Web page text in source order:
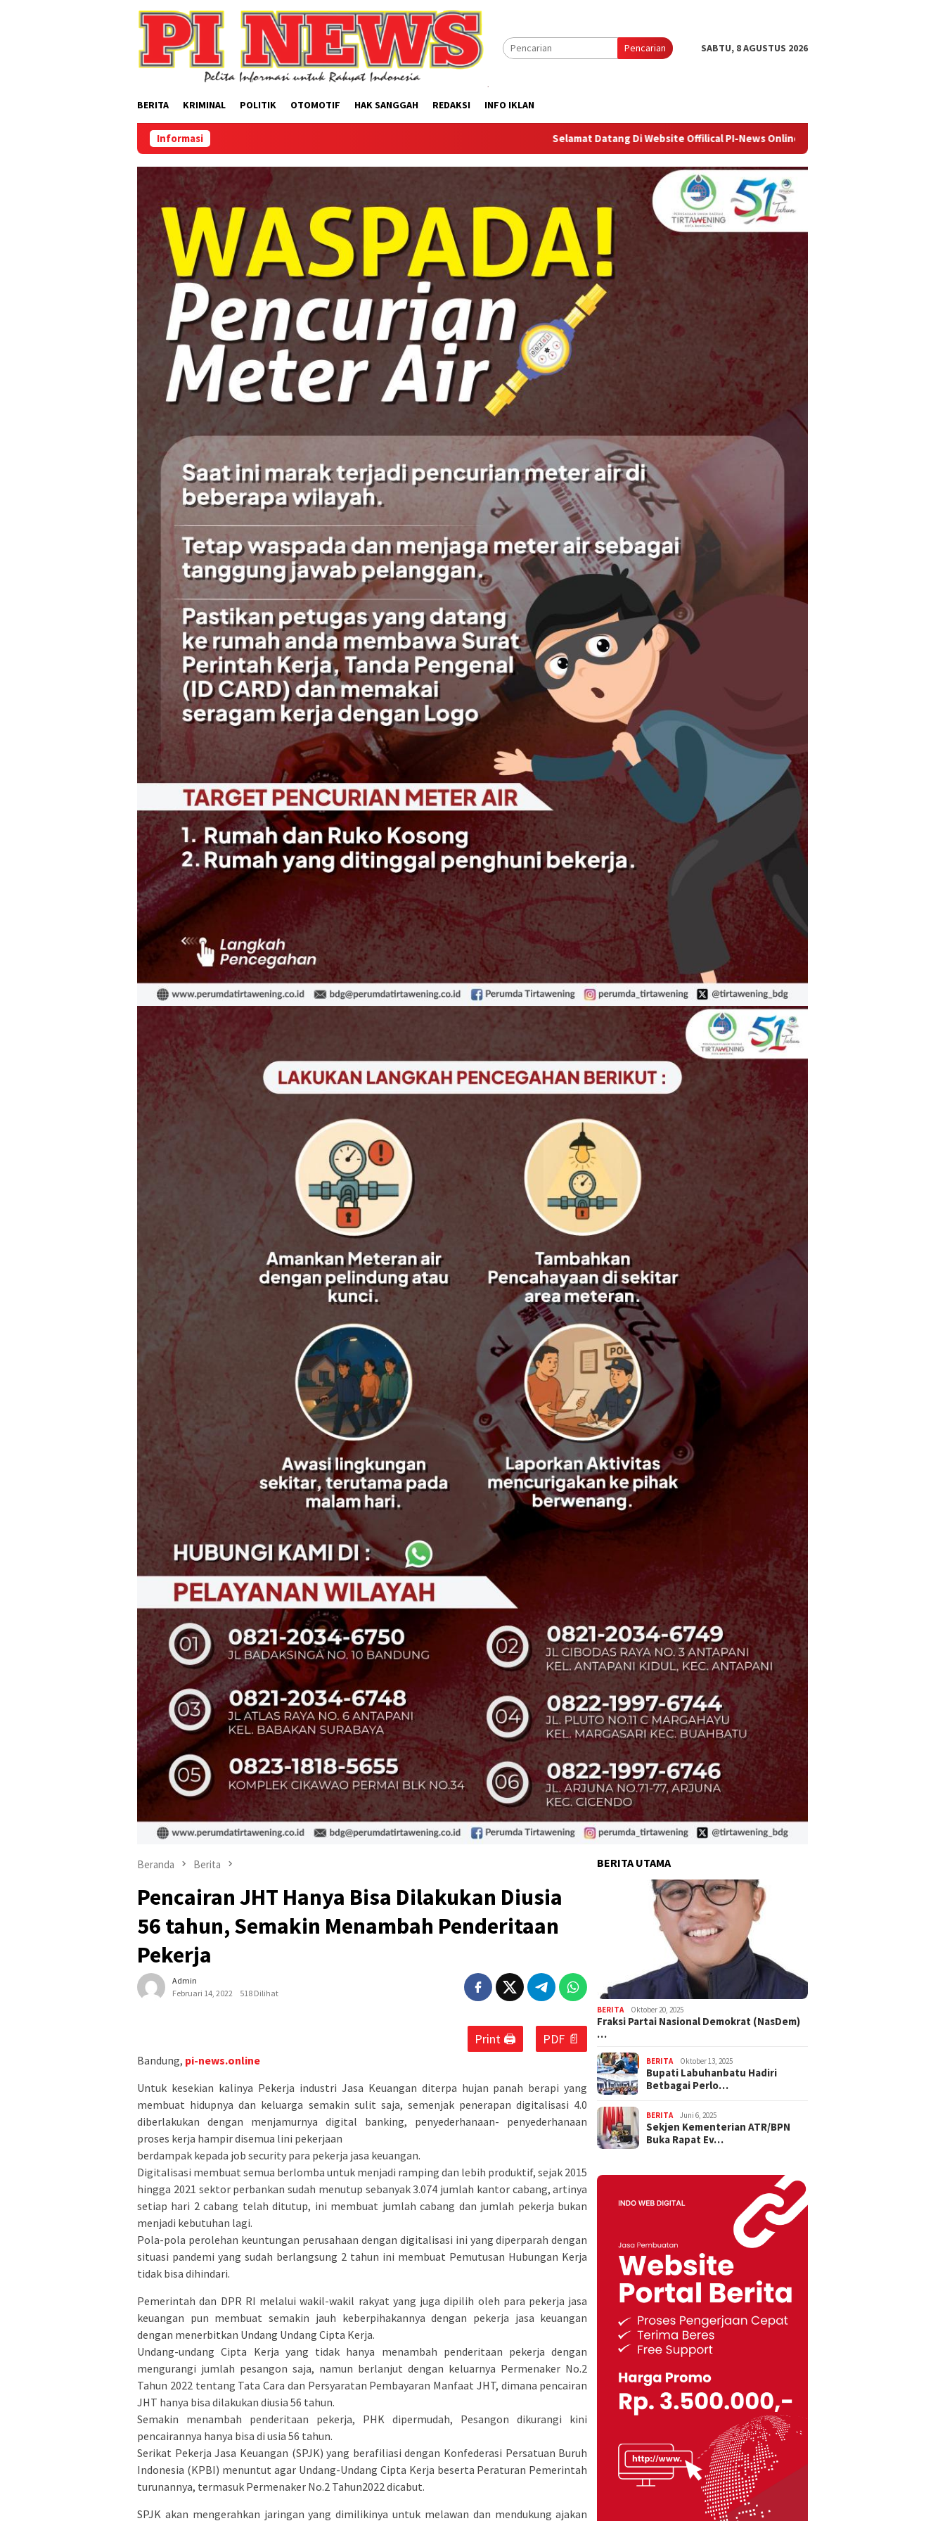
Pencarian
SABTU, 8 AGUSTUS 2026
BERITA KRIMINAL POLITIK OTOMOTIF HAK SANGGAH REDAKSI INFO IKLAN
Informasi Selamat Datang Di Website Offilical PI-News Online - Portal Berita Terupdate & Terpercaya
Beranda Berita
Pencairan JHT Hanya Bisa Dilakukan Diusia
56 tahun, Semakin Menambah Penderitaan
Pekerja
Admin
Februari 14, 2022
518 Dilihat
Print 🖨 PDF 📄
Bandung, pi-news.online
Untuk kesekian kalinya Pekerja industri Jasa Keuangan diterpa hujan panah berapi yang
membuat hidupnya dan keluarga semakin sulit saja, semenjak penerapan digitalisasi 4.0
diberlakukan dengan menjamurnya digital banking, penyederhanaan- penyederhanaan
proses kerja hampir disemua lini pekerjaan
berdampak kepada job security para pekerja jasa keuangan.
Digitalisasi membuat semua berlomba untuk menjadi ramping dan lebih produktif, sejak 2015
hingga 2021 sektor perbankan sudah menutup sebanyak 3.074 jumlah kantor cabang, artinya
setiap hari 2 cabang telah ditutup, ini membuat jumlah cabang dan jumlah pekerja bukan
menjadi kebutuhan lagi.
Pola-pola perolehan keuntungan perusahaan dengan digitalisasi ini yang diperparah dengan
situasi pandemi yang sudah berlangsung 2 tahun ini membuat Pemutusan Hubungan Kerja
tidak bisa dihindari.
Pemerintah dan DPR RI melalui wakil-wakil rakyat yang juga dipilih oleh para pekerja jasa
keuangan pun membuat semakin jauh keberpihakannya dengan pekerja jasa keuangan
dengan menerbitkan Undang Undang Cipta Kerja.
Undang-undang Cipta Kerja yang tidak hanya menambah penderitaan pekerja dengan
mengurangi jumlah pesangon saja, namun berlanjut dengan keluarnya Permenaker No.2
Tahun 2022 tentang Tata Cara dan Persyaratan Pembayaran Manfaat JHT, dimana pencairan
JHT hanya bisa dilakukan diusia 56 tahun.
Semakin menambah penderitaan pekerja, PHK dipermudah, Pesangon dikurangi kini
pencairannya hanya bisa di usia 56 tahun.
Serikat Pekerja Jasa Keuangan (SPJK) yang berafiliasi dengan Konfederasi Persatuan Buruh
Indonesia (KPBI) menuntut agar Undang-Undang Cipta Kerja beserta Peraturan Pemerintah
turunannya, termasuk Permenaker No.2 Tahun2022 dicabut.
SPJK akan mengerahkan jaringan yang dimilikinya untuk melawan dan mendukung ajakan
BERITA UTAMA
BERITA Oktober 20, 2025
Fraksi Partai Nasional Demokrat (NasDem)
…
BERITA Oktober 13, 2025
Bupati Labuhanbatu Hadiri
Betbagai Perlo…
BERITA Juni 6, 2025
Sekjen Kementerian ATR/BPN
Buka Rapat Ev…